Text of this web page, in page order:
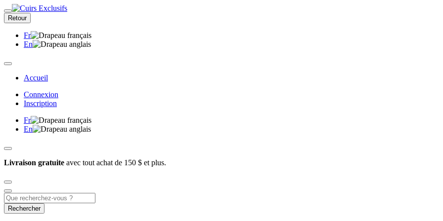
Retour
Fr
En
Accueil
Connexion
Inscription
Fr
En
Livraison gratuite avec tout achat de 150 $ et plus.
Rechercher